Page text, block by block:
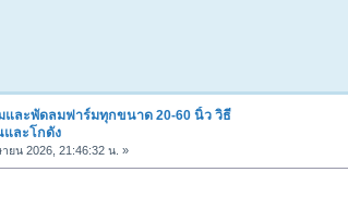
และพัดลมฟาร์มทุกขนาด 20-60 นิ้ว วิธี
และโกดัง
ยน 2026, 21:46:32 น. »